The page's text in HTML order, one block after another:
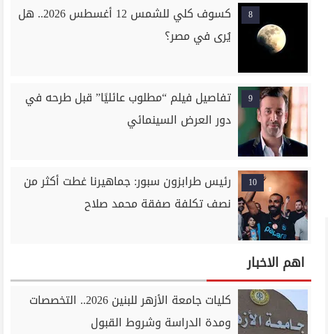
8
كسوف كلي للشمس 12 أغسطس 2026.. هل
يُرى في مصر؟
9
تفاصيل فيلم “مطلوب عائليًا” قبل طرحه في
دور العرض السينمائي
10
رئيس طرابزون سبور: جماهيرنا غطت أكثر من
نصف تكلفة صفقة محمد صلاح
اهم الاخبار
كليات جامعة الأزهر للبنين 2026.. التخصصات
ومدة الدراسة وشروط القبول